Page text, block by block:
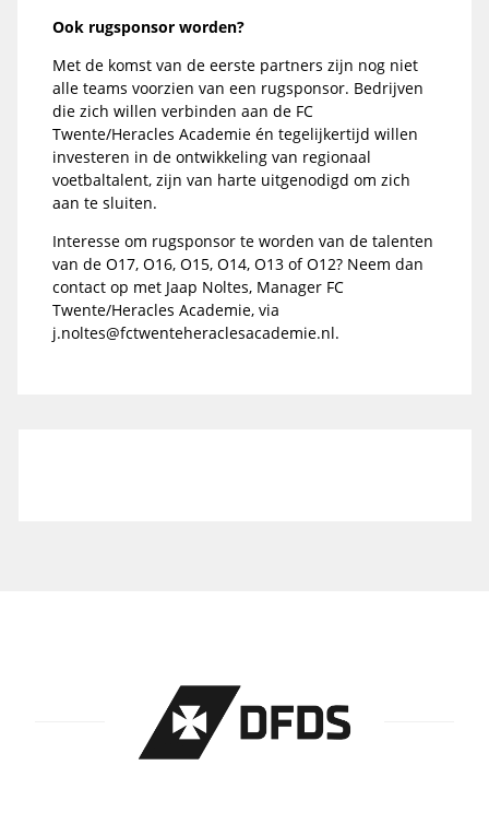
Ook rugsponsor worden?
Met de komst van de eerste partners zijn nog niet
alle teams voorzien van een rugsponsor. Bedrijven
die zich willen verbinden aan de FC
Twente/Heracles Academie én tegelijkertijd willen
investeren in de ontwikkeling van regionaal
voetbaltalent, zijn van harte uitgenodigd om zich
aan te sluiten.
Interesse om rugsponsor te worden van de talenten
van de O17, O16, O15, O14, O13 of O12? Neem dan
contact op met Jaap Noltes, Manager FC
Twente/Heracles Academie, via
j.noltes@fctwenteheraclesacademie.nl.